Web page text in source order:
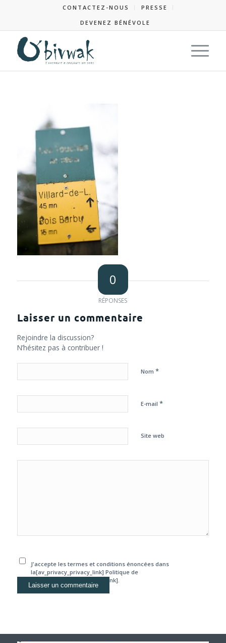
CONTACTEZ-NOUS
PRESSE
DEVENEZ BÉNÉVOLE
0
RÉPONSES
Laisser un commentaire
Rejoindre la discussion?
N’hésitez pas à contribuer !
Nom *
E-mail *
Site web
J'accepte les termes et conditions énoncées dans
la[av_privacy_privacy_link] Politique de
confidentialité[/av_privacy_link].